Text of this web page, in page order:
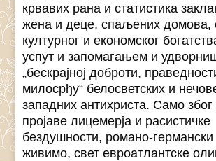
крвавих рана и статистика
жена и деце, спаљених домова,
културног и економског
успут и запомагањем и
„бескрајној доброти,
милосрђу“ белосветских и
западних антихриста. Само због
пројаве лицемерја и расистичке
бездушности, романо-германски
живимо, свет евроатлантске